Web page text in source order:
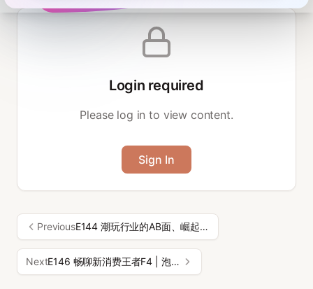
器械、Ai产品经理，投资实战派播客首席摄影师投资实战派主理
十年，先后就职于PE、对冲基金和家办，关注大消费、大互联网
和大周期等行业的投资机会；投资思考和记录见公众号&雪球：投
和推荐。如需转载请联系小编并获得许可。💿 播客概览时间轴
要性13:55 投资与赌博的界限：价值投资的真谛16:55 定投策略
26:01 价值投资的界定与流派发展38:50 如何识别优质公司与专
业投资者43:17 投资策略理解与评估：挑选优质基金经理的关键
54:21 构建个人投资者的投资框架01:00:02 投资策略与牛市参与
建议01:15:48 投资策略与行业洞察：构建个人投资框架01:25:44
辑01:43:39 投资策略与能力圈：理解估值区间与预期回报
01:48:27 投资策略：专注行业与交流节目简介投资不迷茫，实战
派带你闯。投资实战派是一个专注于投资实践、商业研究、经验
交流的播客。投资实战派“知识星球”，主要提供：播客的文字版
Login required
Please log in to view content.
Sign In
Previous E144 潮玩行业的AB面、崛起与崩盘 | 对话文永生
Next E146 畅聊新消费王者F4 | 泡泡玛特、老铺黄金、蜜雪冰城、毛戈平